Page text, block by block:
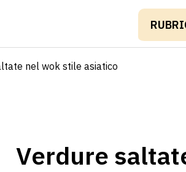
nel wok stile asiatico
Verdure